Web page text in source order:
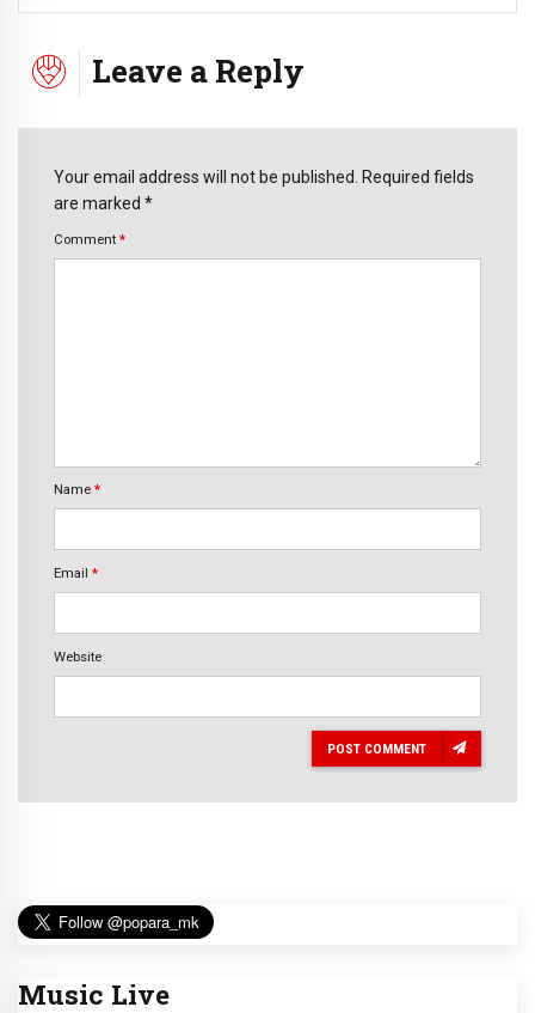
Leave a Reply
Your email address will not be published. Required fields
are marked *
Comment *
Name *
Email *
Website
POST COMMENT
Music Live